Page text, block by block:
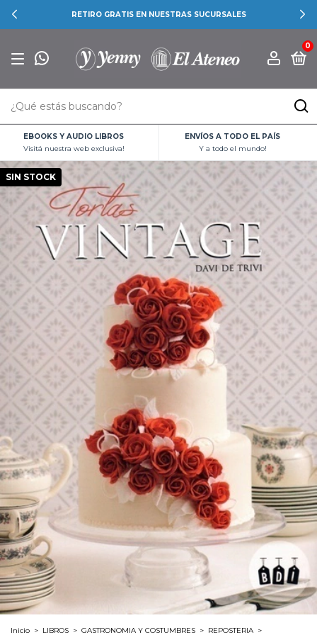
RETIRO GRATIS EN NUESTRAS SUCURSALES
0
EBOOKS Y AUDIO LIBROS
Visitá nuestra web exclusiva!
ENVÍOS A TODO EL PAÍS
Y a todo el mundo!
SIN STOCK
Inicio > LIBROS > GASTRONOMIA Y COSTUMBRES > REPOSTERIA >